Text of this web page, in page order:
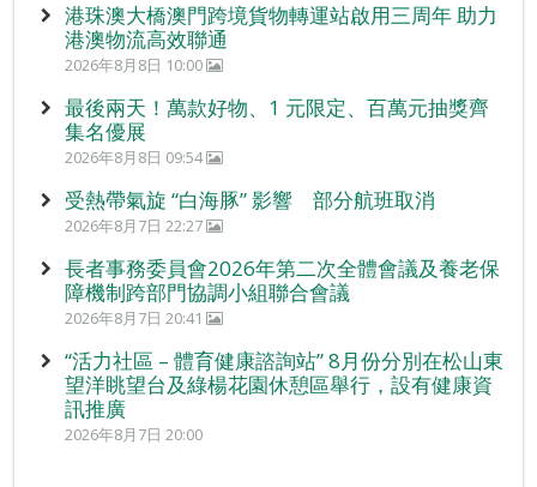
港珠澳大橋澳門跨境貨物轉運站啟用三周年 助力
港澳物流高效聯通
2026年8月8日 10:00
最後兩天！萬款好物、1 元限定、百萬元抽獎齊
集名優展
2026年8月8日 09:54
受熱帶氣旋 “白海豚” 影響 部分航班取消
2026年8月7日 22:27
長者事務委員會2026年第二次全體會議及養老保
障機制跨部門協調小組聯合會議
2026年8月7日 20:41
“活力社區 – 體育健康諮詢站” 8月份分別在松山東
望洋眺望台及綠楊花園休憩區舉行，設有健康資
訊推廣
2026年8月7日 20:00